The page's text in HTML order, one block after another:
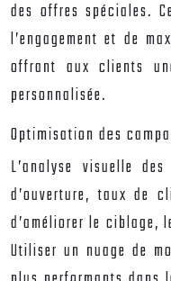
des offres spéciales.
l’engagement et de
offrant aux clients
personnalisée.
Optimisation des
L’analyse visuelle
d’ouverture, taux de
d’améliorer le ciblage,
Utiliser un nuage de